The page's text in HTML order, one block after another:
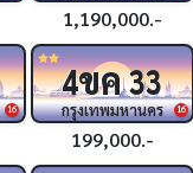
1,190,000.-
16 16
4ขค33
กรุงเทพมหานคร
199,000.-